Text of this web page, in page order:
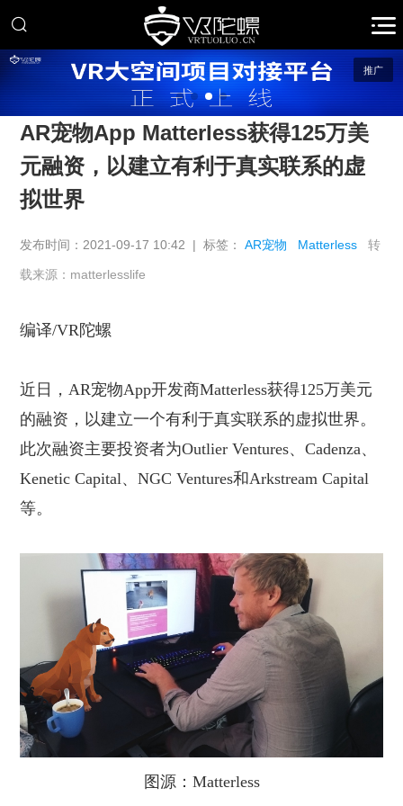
推广
AR宠物App Matterless获得125万美
元融资，以建立有利于真实联系的虚
拟世界
发布时间：2021-09-17 10:42 | 标签：AR宠物 Matterless 转
载来源：matterlesslife
编译/VR陀螺
近日，AR宠物App开发商Matterless获得125万美元
的融资，以建立一个有利于真实联系的虚拟世界。
此次融资主要投资者为Outlier Ventures、Cadenza、
Kenetic Capital、NGC Ventures和Arkstream Capital
等。
图源： Matterless